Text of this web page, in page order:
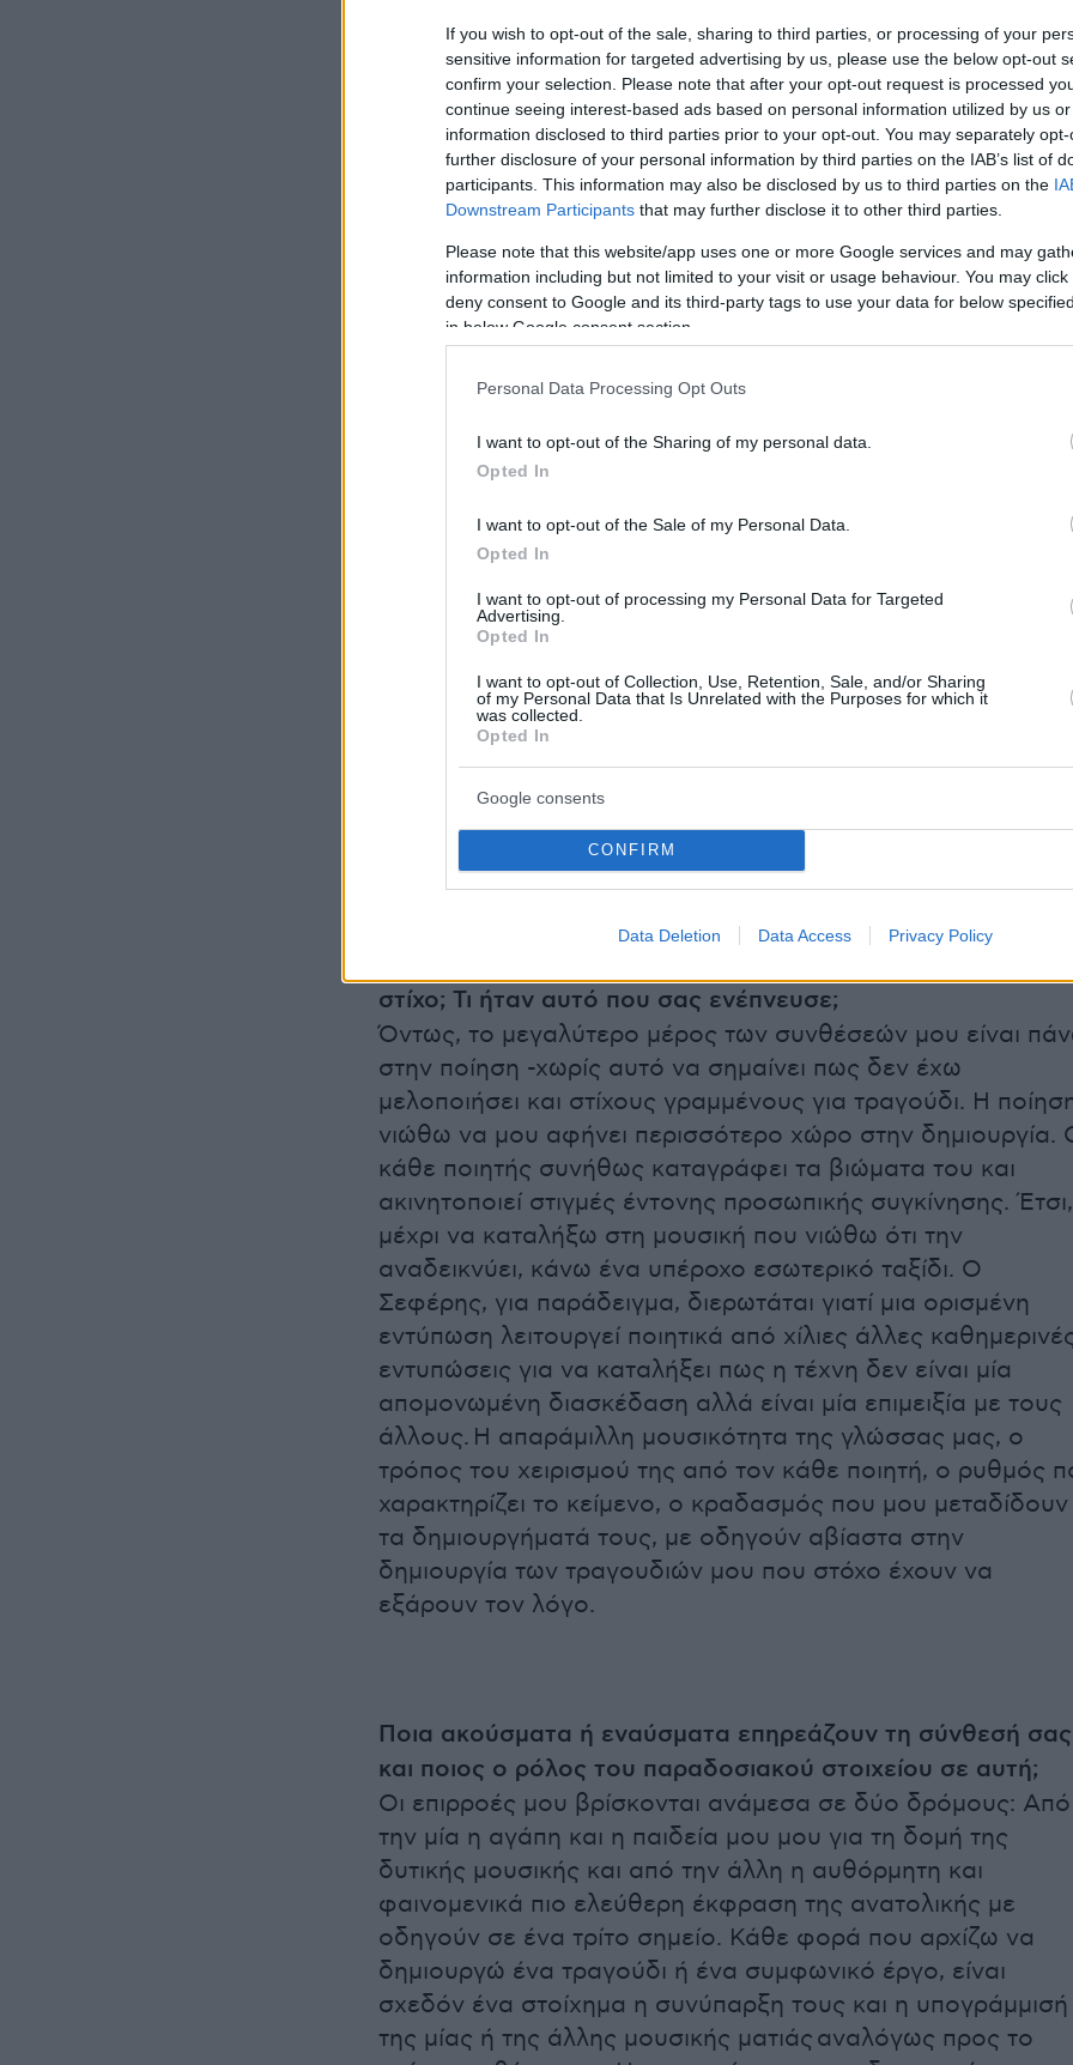
If you wish to opt-out of the sale, sharing to third parties, or processing of your
sensitive information for targeted advertising by us, please use the below opt-out
confirm your selection. Please note that after your opt-out request is processed
continue seeing interest-based ads based on personal information utilized by us
information disclosed to third parties prior to your opt-out. You may separately
further disclosure of your personal information by third parties on the IAB’s list of
participants. This information may also be disclosed by us to third parties on the
Downstream Participants that may further disclose it to other third parties.
Please note that this website/app uses one or more Google services and may
information including but not limited to your visit or usage behaviour. You may
deny consent to Google and its third-party tags to use your data for below
in below Google consent section.
Personal Data Processing Opt Outs
I want to opt-out of the Sharing of my personal data.
Opted In
I want to opt-out of the Sale of my Personal Data.
Opted In
I want to opt-out of processing my Personal Data for Targeted
Advertising.
Opted In
I want to opt-out of Collection, Use, Retention, Sale, and/or Sharing
of my Personal Data that Is Unrelated with the Purposes for which it
was collected.
Opted In
Google consents
CONFIRM
Data Deletion Data Access Privacy Policy
πολλαπλασίασαν τις προοπτικές και άλλων παρουσιάσεων
τόσο στην Ελλάδα όσο και το εξωτερικό.
Ο ηθοποιός Γρηγόρης Βαλτινός στην παρουσίαση του
βιβλίου-CD της Πηγής Λυκούδη «Ο Πόνος Όλου του
Κόσμου»
στίχο; Τι ήταν αυτό που σας ενέπνευσε;
Όντως, το μεγαλύτερο μέρος των συνθέσεών μου είναι
στην ποίηση -χωρίς αυτό να σημαίνει πως δεν έχω
μελοποιήσει και στίχους γραμμένους για τραγούδι. Η
νιώθω να μου αφήνει περισσότερο χώρο στην δημιουργία.
κάθε ποιητής συνήθως καταγράφει τα βιώματα του και
ακινητοποιεί στιγμές έντονης προσωπικής συγκίνησης. Έτσι,
μέχρι να καταλήξω στη μουσική που νιώθω ότι την
αναδεικνύει, κάνω ένα υπέροχο εσωτερικό ταξίδι. Ο
Σεφέρης, για παράδειγμα, διερωτάται γιατί μια ορισμένη
εντύπωση λειτουργεί ποιητικά από χίλιες άλλες
εντυπώσεις για να καταλήξει πως η τέχνη δεν είναι μία
απομονωμένη διασκέδαση αλλά είναι μία επιμειξία με τους
άλλους. Η απαράμιλλη μουσικότητα της γλώσσας μας, ο
τρόπος του χειρισμού της από τον κάθε ποιητή, ο ρυθμός
χαρακτηρίζει το κείμενο, ο κραδασμός που μου μεταδίδουν
τα δημιουργήματά τους, με οδηγούν αβίαστα στην
δημιουργία των τραγουδιών μου που στόχο έχουν να
εξάρουν τον λόγο.
Ποια ακούσματα ή εναύσματα επηρεάζουν τη σύνθεσή σας
και ποιος ο ρόλος του παραδοσιακού στοιχείου σε αυτή;
Οι επιρροές μου βρίσκονται ανάμεσα σε δύο δρόμους: Από
την μία η αγάπη και η παιδεία μου μου για τη δομή της
δυτικής μουσικής και από την άλλη η αυθόρμητη και
φαινομενικά πιο ελεύθερη έκφραση της ανατολικής με
οδηγούν σε ένα τρίτο σημείο. Κάθε φορά που αρχίζω να
δημιουργώ ένα τραγούδι ή ένα συμφωνικό έργο, είναι
σχεδόν ένα στοίχημα η συνύπαρξη τους και η υπογράμμισή
της μίας ή της άλλης μουσικής ματιάς αναλόγως προς το